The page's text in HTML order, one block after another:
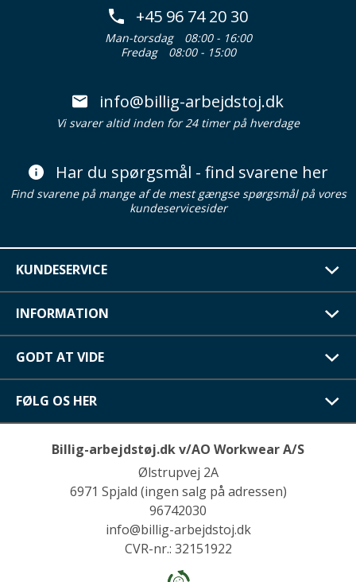
+45 96 74 20 30
Man-torsdag
08:00 - 16:00
Fredag
08:00 - 15:00
info@billig-arbejdstoj.dk
Vi svarer altid inden for 24 timer på hverdage
Har du spørgsmål - find svarene her
Find svarene på mange af de mest gængse spørgsmål på vores
kundeservicesider
KUNDESERVICE
INFORMATION
GODT AT VIDE
FØLG OS HER
Billig-arbejdstøj.dk v/AO Workwear A/S
Ølstrupvej 2A
6971 Spjald (ingen salg på adressen)
96742030
info@billig-arbejdstoj.dk
CVR-nr.: 32151922